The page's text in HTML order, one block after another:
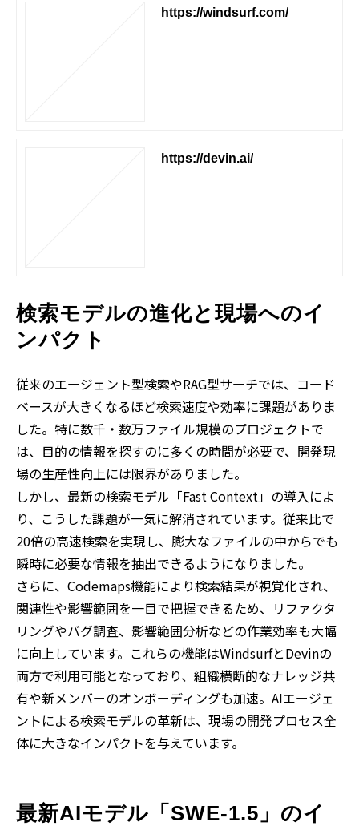
https://windsurf.com/
https://devin.ai/
検索モデルの進化と現場へのイ
ンパクト
従来のエージェント型検索やRAG型サーチでは、コード
ベースが大きくなるほど検索速度や効率に課題がありま
した。特に数千・数万ファイル規模のプロジェクトで
は、目的の情報を探すのに多くの時間が必要で、開発現
場の生産性向上には限界がありました。
しかし、最新の検索モデル「Fast Context」の導入によ
り、こうした課題が一気に解消されています。従来比で
20倍の高速検索を実現し、膨大なファイルの中からでも
瞬時に必要な情報を抽出できるようになりました。
さらに、Codemaps機能により検索結果が視覚化され、
関連性や影響範囲を一目で把握できるため、リファクタ
リングやバグ調査、影響範囲分析などの作業効率も大幅
に向上しています。これらの機能はWindsurfとDevinの
両方で利用可能となっており、組織横断的なナレッジ共
有や新メンバーのオンボーディングも加速。AIエージェ
ントによる検索モデルの革新は、現場の開発プロセス全
体に大きなインパクトを与えています。
最新AIモデル「SWE-1.5」のイ